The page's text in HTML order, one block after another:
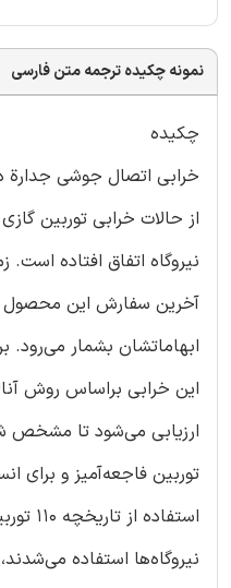
نمونه چکیده ترجمه متن فارسی
چکیده
خرابی اتصال جوشی جدار‌ة
نیروگاه اتفاق افتاده
آخرین سفارش این محصول
ابهاماتشان بشمار
ارزیابی می‌شود تا مشخص
توربین فاجعه‌آمیز و برای
نیروگاه‌ها استفاده